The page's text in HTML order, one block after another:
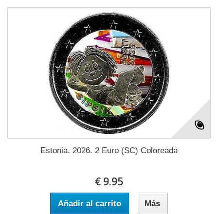
Estonia. 2026. 2 Euro (SC) Coloreada
€ 9.95
Añadir al carrito Más